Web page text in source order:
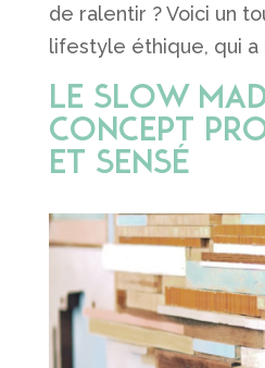
de ralentir ? Voici un
lifestyle éthique, qui a
Le Slow
concept
et sensé